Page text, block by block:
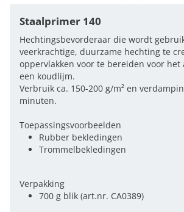
Staalprimer 140
Hechtingsbevorderaar die wordt
veerkrachtige, duurzame hechting te
oppervlakken voor te bereiden voor het
een koudlijm.
Verbruik ca. 150-200 g/m² en
minuten.
Toepassingsvoorbeelden
Rubber bekledingen
Trommelbekledingen
Verpakking
700 g blik (art.nr. CA0389)